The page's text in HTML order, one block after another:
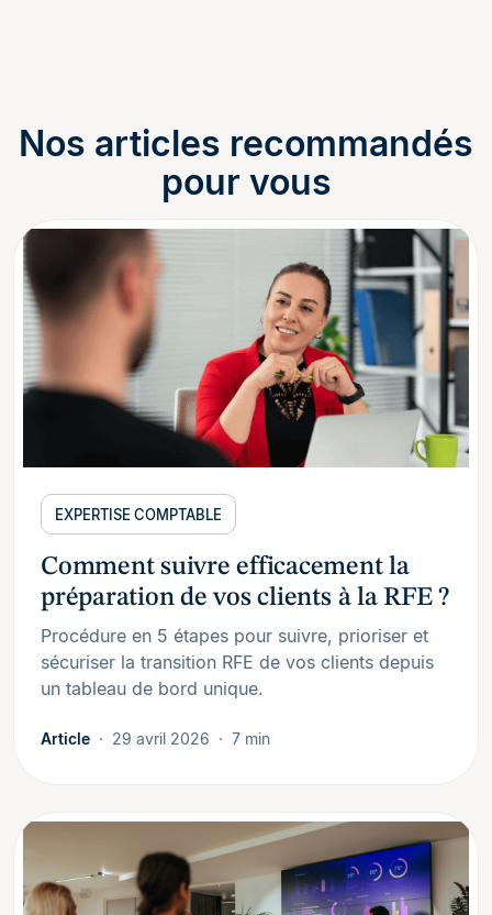
Nos articles recommandés
pour vous
EXPERTISE COMPTABLE
Comment suivre efficacement la
préparation de vos clients à la RFE ?
Procédure en 5 étapes pour suivre, prioriser et
sécuriser la transition RFE de vos clients depuis
un tableau de bord unique.
Article 29 avril 2026 7 min